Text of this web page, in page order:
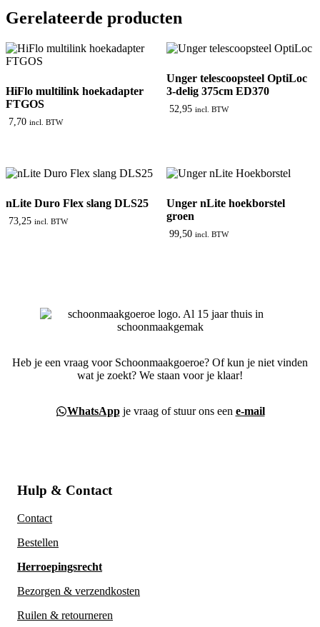
Gerelateerde producten
HiFlo multilink hoekadapter
FTGOS
7,70 incl. BTW
Unger telescoopsteel OptiLoc
3-delig 375cm ED370
52,95 incl. BTW
nLite Duro Flex slang DLS25
73,25 incl. BTW
Unger nLite hoekborstel
groen
99,50 incl. BTW
Heb je een vraag voor Schoonmaakgoeroe? Of kun je niet vinden
wat je zoekt? We staan voor je klaar!
WhatsAppje vraag of stuur ons een e-mail
Hulp & Contact
Contact
Bestellen
Herroepingsrecht
Bezorgen & verzendkosten
Ruilen & retourneren